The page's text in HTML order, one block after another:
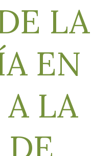
LA
EN
LA